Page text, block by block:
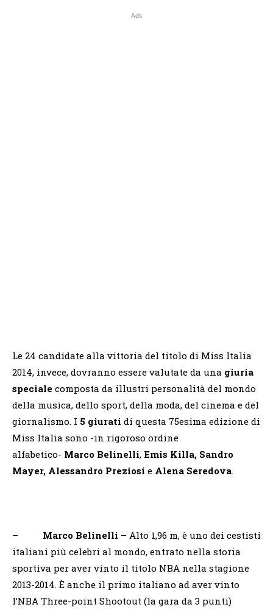
Ads
Le 24 candidate alla vittoria del titolo di Miss Italia
2014, invece, dovranno essere valutate da una giuria
speciale composta da illustri personalità del mondo
della musica, dello sport, della moda, del cinema e del
giornalismo. I 5 giurati di questa 75esima edizione di
Miss Italia sono -in rigoroso ordine
alfabetico- Marco Belinelli, Emis Killa, Sandro
Mayer, Alessandro Preziosi e Alena Seredova.
– Marco Belinelli – Alto 1,96 m, è uno dei cestisti
italiani più celebri al mondo, entrato nella storia
sportiva per aver vinto il titolo NBA nella stagione
2013-2014. È anche il primo italiano ad aver vinto
l’NBA Three-point Shootout (la gara da 3 punti)